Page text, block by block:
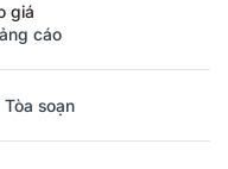
giá
cáo
Tòa soạn